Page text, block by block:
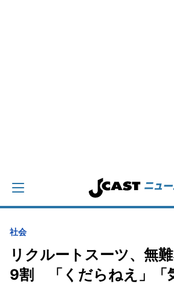
社会
リクルートスーツ、無
9割 「くだらねえ」「